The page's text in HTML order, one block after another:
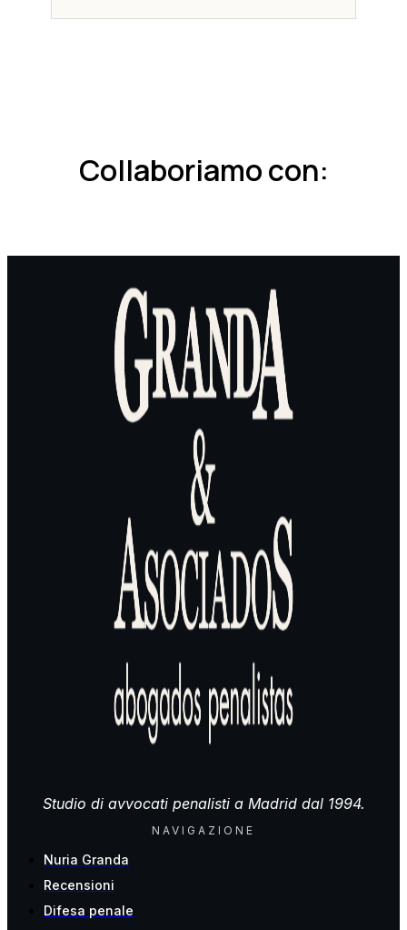
Collaboriamo con:
Studio di avvocati penalisti a Madrid dal 1994.
NAVIGAZIONE
Nuria Granda
Recensioni
Difesa penale